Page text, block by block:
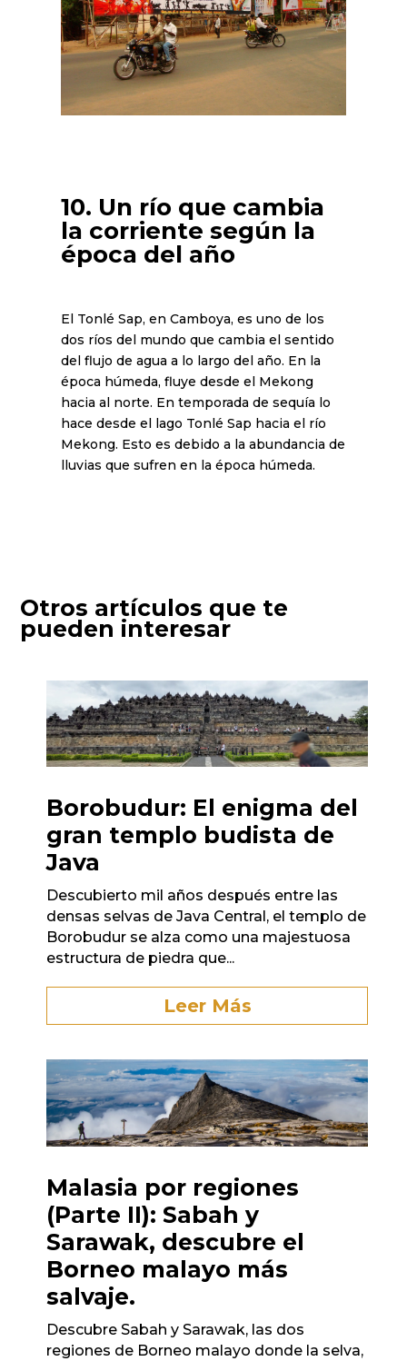
10. Un río que cambia
la corriente según la
época del año
El Tonlé Sap, en Camboya, es uno de los
dos ríos del mundo que cambia el sentido
del flujo de agua a lo largo del año. En la
época húmeda, fluye desde el Mekong
hacia al norte. En temporada de sequía lo
hace desde el lago Tonlé Sap hacia el río
Mekong. Esto es debido a la abundancia de
lluvias que sufren en la época húmeda.
Otros artículos que te
pueden interesar
Borobudur: El enigma del
gran templo budista de
Java
Descubierto mil años después entre las
densas selvas de Java Central, el templo de
Borobudur se alza como una majestuosa
estructura de piedra que...
Leer Más
Malasia por regiones
(Parte II): Sabah y
Sarawak, descubre el
Borneo malayo más
salvaje.
Descubre Sabah y Sarawak, las dos
regiones de Borneo malayo donde la selva,